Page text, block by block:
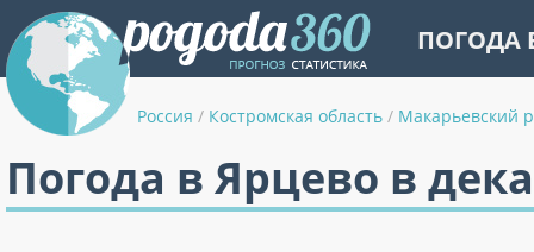
ПОГОДА
Россия / Костромская область / Макарьевский
Погода в Ярцево в